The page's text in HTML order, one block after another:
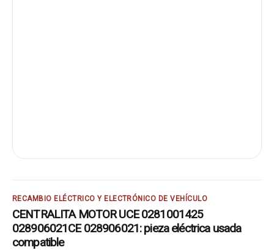
RECAMBIO ELÉCTRICO Y ELECTRÓNICO DE VEHÍCULO
CENTRALITA MOTOR UCE 0281001425
028906021CE 028906021: pieza eléctrica usada
compatible